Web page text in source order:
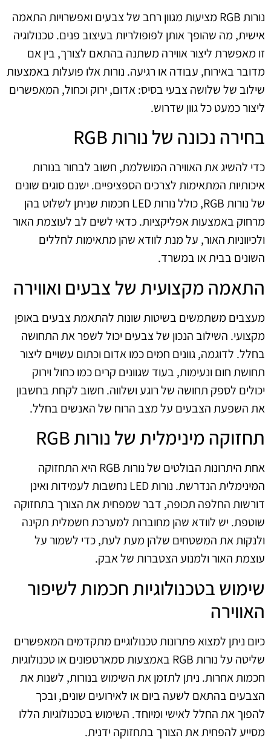
נורות RGB מציעות מגוון רחב של צבעים ואפשרויות התאמה
אישית, מה שהופך אותן לפופולריות בעיצוב פנים. טכנולוגיה
זו מאפשרת ליצור אווירה משתנה בהתאם לצורך, בין אם
מדובר באירוח, עבודה או רגיעה. נורות אלו פועלות באמצעות
שילוב של שלושה צבעי בסיס: אדום, ירוק וכחול, המאפשרים
ליצור כמעט כל גוון שדרוש.
בחירה נכונה של נורות RGB
כדי להשיג את האווירה המושלמת, חשוב לבחור בנורות
איכותיות המתאימות לצרכים הספציפיים. ישנם סוגים שונים
של נורות RGB, כולל נורות LED חכמות שניתן לשלוט בהן
מרחוק באמצעות אפליקציות. כדאי לשים לב לעוצמת האור
ולכיווניות האור, על מנת לוודא שהן מתאימות לחללים
השונים בבית או במשרד.
התאמה מקצועית של צבעים ואווירה
מעצבים משתמשים בשיטות שונות להתאמת צבעים באופן
מקצועי. השילוב הנכון של צבעים יכול לשפר את התחושה
בחלל. לדוגמה, גוונים חמים כמו אדום וכתום עשויים ליצור
תחושת חום ונעימות, בעוד שגוונים קרים כמו כחול וירוק
יכולים לספק תחושה של רוגע ושלווה. חשוב לקחת בחשבון
את השפעת הצבעים על מצב הרוח של האנשים בחלל.
תחזוקה מינימלית של נורות RGB
אחת היתרונות הבולטים של נורות RGB היא התחזוקה
המינימלית הנדרשת. נורות LED נחשבות לעמידות ואינן
דורשות החלפה תכופה, דבר שמפחית את הצורך בתחזוקה
שוטפת. יש לוודא שהן מחוברות למערכת חשמלית תקינה
ולנקות את המשטחים שלהן מעת לעת, כדי לשמור על
עוצמת האור ולמנוע הצטברות של אבק.
שימוש בטכנולוגיות חכמות לשיפור
האווירה
כיום ניתן למצוא פתרונות טכנולוגיים מתקדמים המאפשרים
שליטה על נורות RGB באמצעות סמארטפונים או טכנולוגיות
חכמות אחרות. ניתן לתזמן את השימוש בנורות, לשנות את
הצבעים בהתאם לשעה ביום או לאירועים שונים, ובכך
להפוך את החלל לאישי ומיוחד. השימוש בטכנולוגיות הללו
מסייע להפחית את הצורך בתחזוקה ידנית.